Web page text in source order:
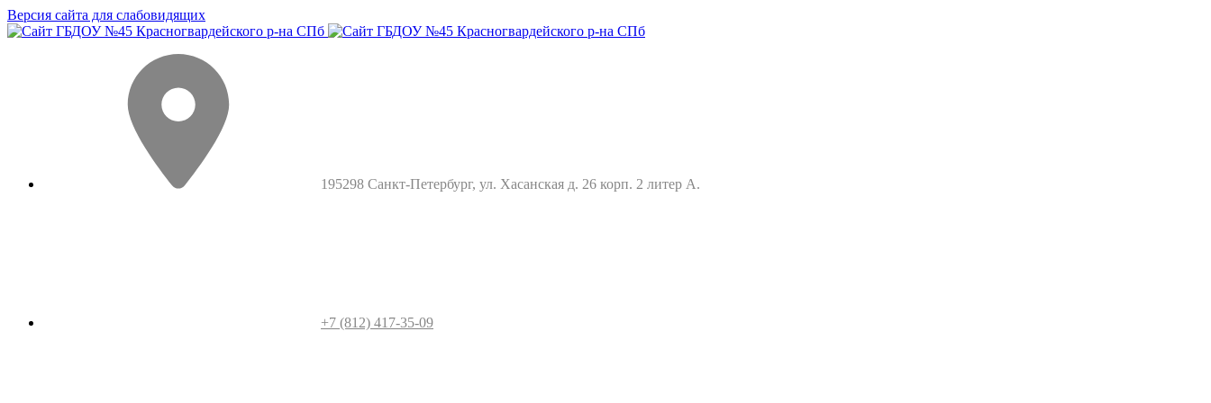
Версия сайта для слабовидящих
195298 Санкт-Петербург, ул. Хасанская д. 26 корп. 2 литер А.
+7 (812) 417-35-09